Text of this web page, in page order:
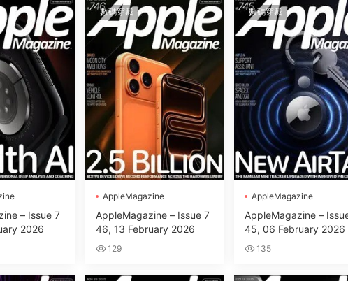
– Issue 7
2026
數碼穿戴
AppleMagazine
AppleMagazine – Issue 7
46, 13 February 2026
129
數碼穿戴
AppleMagazine
AppleMagazine –
45, 06 February 2026
135